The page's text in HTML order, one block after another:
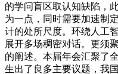
的学问盲区取认知缺陷，
为一点，同时需要加速制
计的处所尺度。环绕人工
展开多场稠密对话。更须
的阐述。本届年会汇聚了
生出了良多主要议题，我